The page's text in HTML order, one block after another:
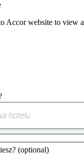
Accor website to view
sugestia
została
znaleziona
(optional)